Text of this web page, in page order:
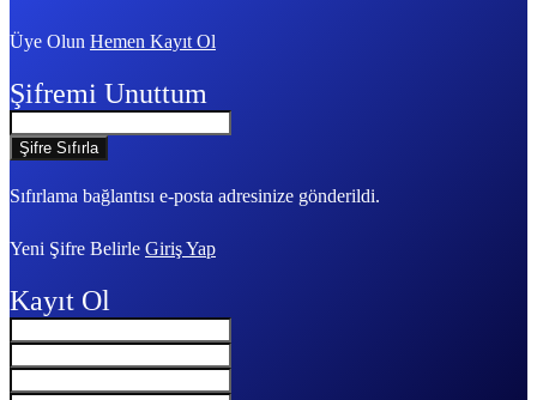
Üye Olun Hemen Kayıt Ol
Şifremi Unuttum
Sıfırlama bağlantısı e-posta adresinize gönderildi.
Yeni Şifre Belirle Giriş Yap
Kayıt Ol